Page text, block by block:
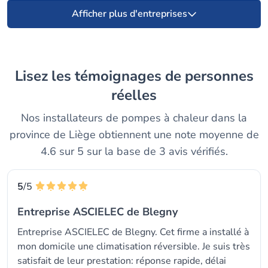
Afficher plus d'entreprises
Lisez les témoignages de personnes
réelles
Nos installateurs de pompes à chaleur dans la
province de Liège obtiennent une note moyenne de
4.6 sur 5 sur la base de 3 avis vérifiés.
5/5
Entreprise ASCIELEC de Blegny
Entreprise ASCIELEC de Blegny. Cet firme a installé à
mon domicile une climatisation réversible. Je suis très
satisfait de leur prestation: réponse rapide, délai